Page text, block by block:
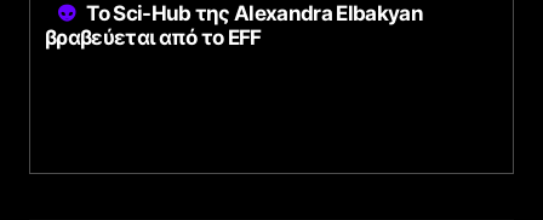
Το Sci-Hub της Alexandra Elbakyan
βραβεύεται από το EFF